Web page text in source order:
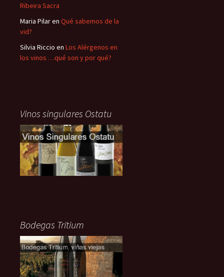
Ribeira Sacra
Maria Pilaren Qué sabemos de la
vid?
Silvia Riccio en Los Alérgenos en
los vinos …qué son y por qué?
Vinos singulares Ostatu
Bodegas Tritium